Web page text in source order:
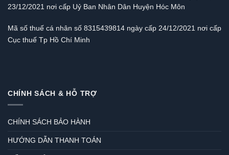
23/12/2021 nơi cấp Uỷ Ban Nhân Dân Huyện Hóc Môn
Mã số thuế cá nhân số 8315439814 ngày cấp 24/12/2021 nơi cấp
Cục thuế Tp Hồ Chí Minh
CHÍNH SÁCH & HỖ TRỢ
CHÍNH SÁCH BẢO HÀNH
HƯỚNG DẪN THANH TOÁN